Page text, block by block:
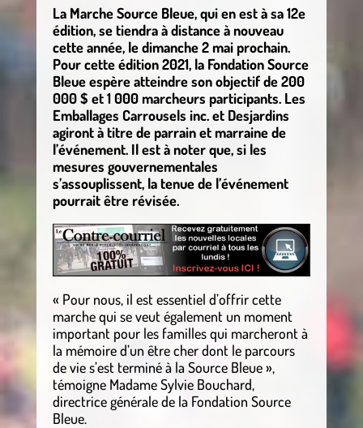
La Marche Source Bleue, qui en est à sa 12e
édition, se tiendra à distance à nouveau
cette année, le dimanche 2 mai prochain.
Pour cette édition 2021, la Fondation Source
Bleue espère atteindre son objectif de 200
000 $ et 1 000 marcheurs participants. Les
Emballages Carrousels inc. et Desjardins
agiront à titre de parrain et marraine de
l’événement. Il est à noter que, si les
mesures gouvernementales
s’assouplissent, la tenue de l’événement
pourrait être révisée.
« Pour nous, il est essentiel d’offrir cette
marche qui se veut également un moment
important pour les familles qui marcheront à
la mémoire d’un être cher dont le parcours
de vie s’est terminé à la Source Bleue »,
témoigne Madame Sylvie Bouchard,
directrice générale de la Fondation Source
Bleue.